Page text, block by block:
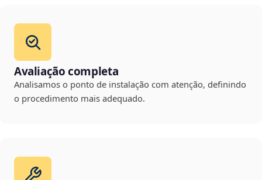
Avaliação completa
Analisamos o ponto de instalação com atenção, definindo
o procedimento mais adequado.